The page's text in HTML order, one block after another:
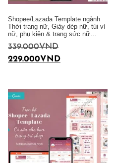
Shopee/Lazada Template ngành
Thời trang nữ, Giày dép nữ, túi ví
nữ, phụ kiện & trang sức nữ…
339.000VND
229.000VND